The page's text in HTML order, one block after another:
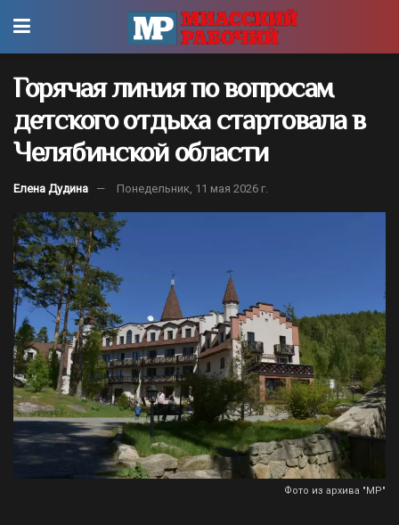
Горячая линия по вопросам
детского отдыха стартовала в
Челябинской области
Елена Дудина Понедельник, 11 мая 2026 г.
Фото из архива "МР"